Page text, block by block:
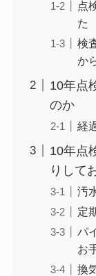
点
た
検
か
10年点
のか
経
10年点
りして
汚
定
パ
お
換